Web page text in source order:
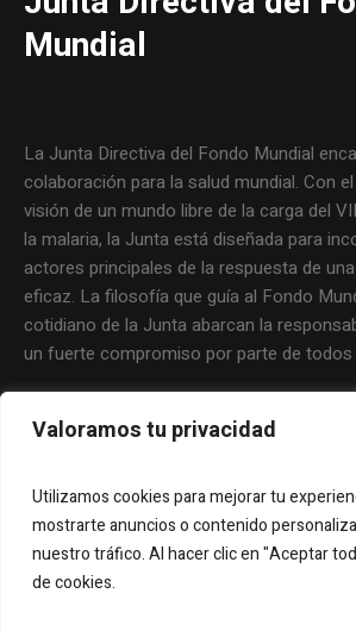
Valoramos tu privacidad
Utilizamos cookies para mejorar tu
mostrarte anuncios o contenido
nuestro tráfico. Al hacer clic en "Aceptar
de cookies.
Mundial
La Junta Directiva del Fondo Mundial
colaboración para la salud mundial. Con
visión de un mundo libre de la carga del
la malaria, la Junta está diseñada para
actores principales de la respuesta de
eficaz. La filosofía que guía al Fondo
cotidiano de la Junta abarcan la
un fuerte compromiso por parte de